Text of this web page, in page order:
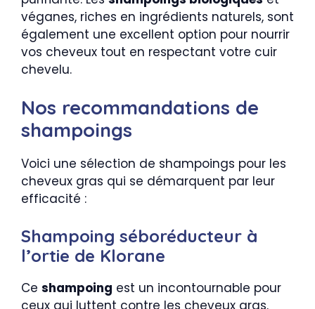
véganes, riches en ingrédients naturels, sont
également une excellent option pour nourrir
vos cheveux tout en respectant votre cuir
chevelu.
Nos recommandations de
shampoings
Voici une sélection de shampoings pour les
cheveux gras qui se démarquent par leur
efficacité :
Shampoing séboréducteur à
l’ortie de Klorane
Ce shampoing est un incontournable pour
ceux qui luttent contre les cheveux gras.